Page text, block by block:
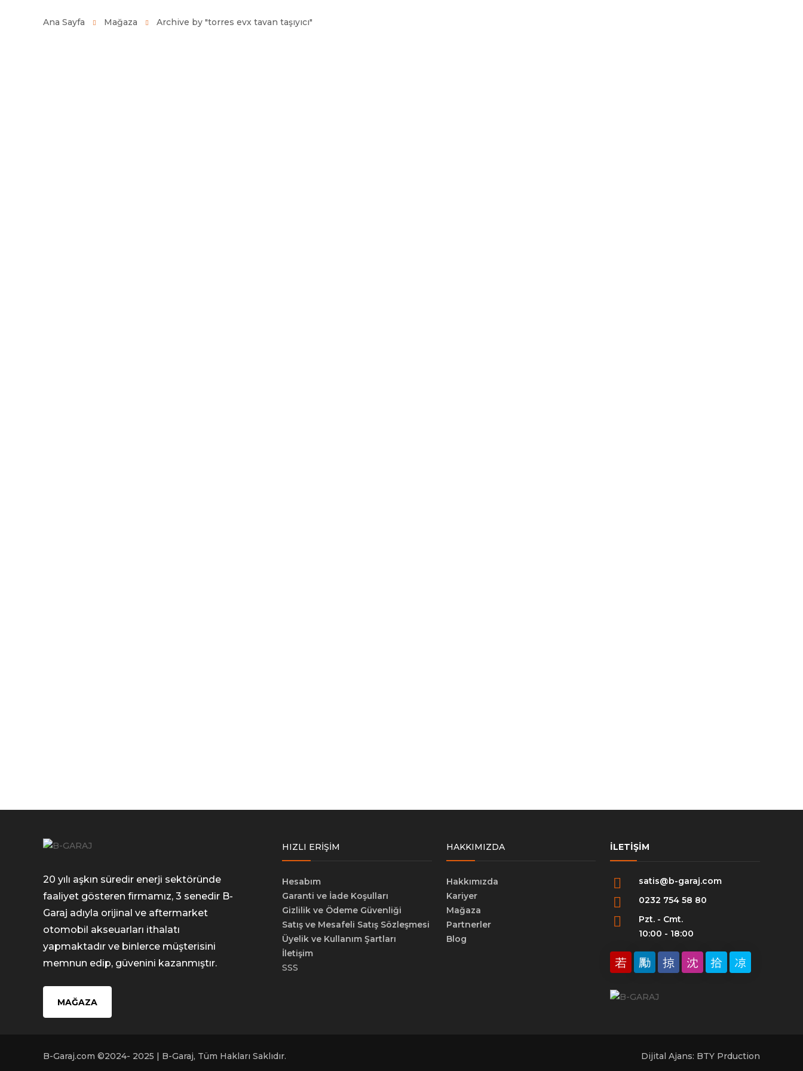
Ana Sayfa Mağaza Archive by "torres evx tavan taşıyıcı"
20 yılı aşkın süredir enerji sektöründe
faaliyet gösteren firmamız, 3 senedir B-
Garaj adıyla orijinal ve aftermarket
otomobil akseuarları ithalatı
yapmaktadır ve binlerce müşterisini
memnun edip, güvenini kazanmıştır.
MAĞAZA
HIZLI ERIŞIM
Hesabım
Garanti ve İade Koşulları
Gizlilik ve Ödeme Güvenliği
Satış ve Mesafeli Satış Sözleşmesi
Üyelik ve Kullanım Şartları
İletişim
SSS
HAKKIMIZDA
Hakkımızda
Kariyer
Mağaza
Partnerler
Blog
İLETIŞIM
satis@b-garaj.com
0232 754 58 80
Pzt. - Cmt.
10:00 - 18:00
B-Garaj.com ©2024- 2025 | B-Garaj, Tüm Hakları Saklıdır. Dijital Ajans: BTY Prduction